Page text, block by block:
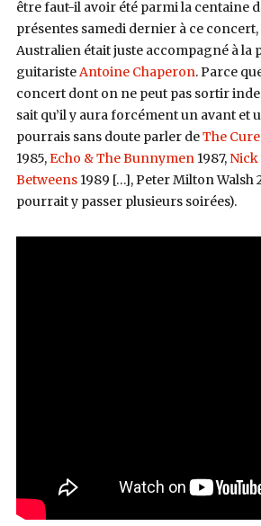
être faut-il avoir été parmi la centaine
présentes samedi dernier à ce
Australien était juste accompagné à la
guitaristeAntoine Chaperon. Parce
concert dont on ne peut pas sortir
sait qu’il y aura forcément un avant et
pourrais sans doute parler deThe Cure
1985,Echo & The Bunnymen1987, Nick
Betweens1989 […], Peter Milton Walsh
pourrait y passer plusieurs soirées).